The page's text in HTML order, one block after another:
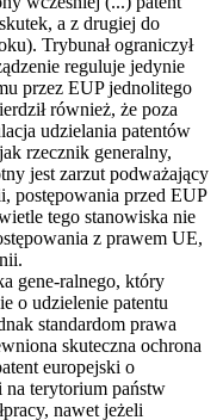
a z drugiej do
Trybunał ograniczył
reguluje jedynie
przez EUP jednolitego
również, że poza
udzielania patentów
rzecznik generalny,
jest zarzut podważający
postępowania przed EUP
tego stanowiska nie
z prawem UE,
gene-ralnego, który
o udzielenie patentu
standardom prawa
skuteczna ochrona
europejski o
terytorium państw
nawet jeżeli